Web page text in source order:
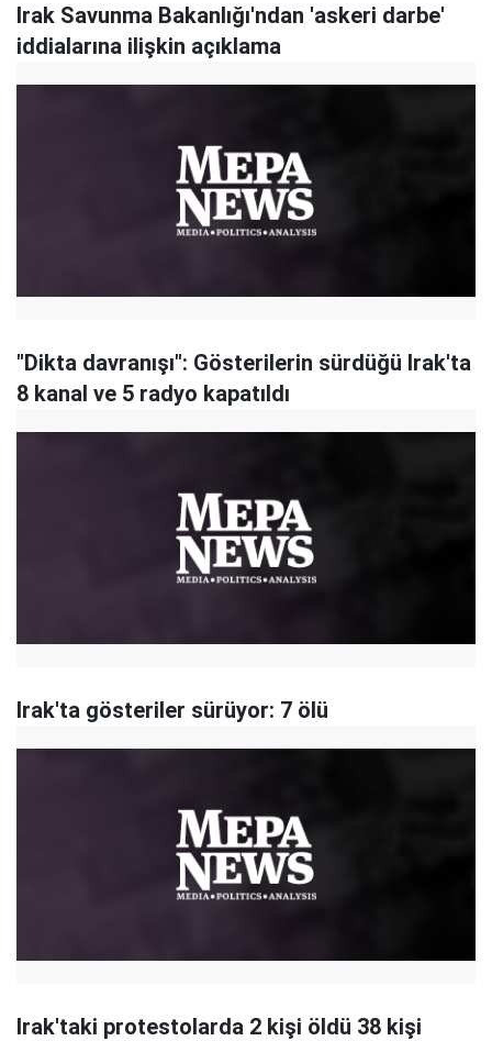
Irak Savunma Bakanlığı'ndan 'askeri darbe'
iddialarına ilişkin açıklama
"Dikta davranışı": Gösterilerin sürdüğü Irak'ta
8 kanal ve 5 radyo kapatıldı
Irak'ta gösteriler sürüyor: 7 ölü
Irak'taki protestolarda 2 kişi öldü 38 kişi